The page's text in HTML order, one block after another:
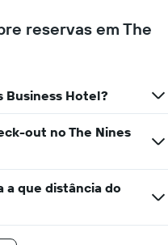
reservas em The
Business Hotel?
out no The Nines
a que distância do